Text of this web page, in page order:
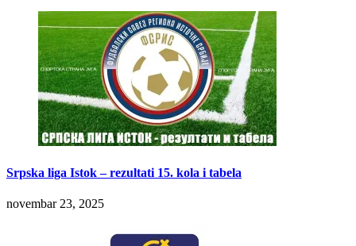
Srpska liga Istok – rezultati 15. kola i tabela
novembar 23, 2025